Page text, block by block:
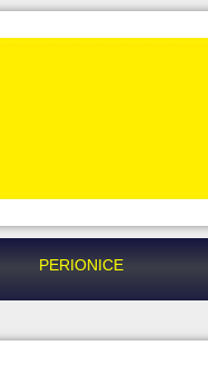
PERIONICE